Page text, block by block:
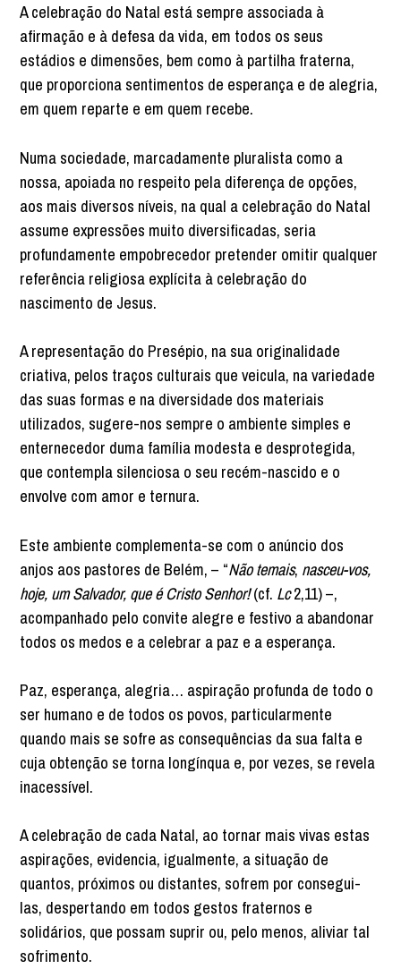
A celebração do Natal está sempre associada à
afirmação e à defesa da vida, em todos os seus
estádios e dimensões, bem como à partilha fraterna,
que proporciona sentimentos de esperança e de alegria,
em quem reparte e em quem recebe.
Numa sociedade, marcadamente pluralista como a
nossa, apoiada no respeito pela diferença de opções,
aos mais diversos níveis, na qual a celebração do Natal
assume expressões muito diversificadas, seria
profundamente empobrecedor pretender omitir qualquer
referência religiosa explícita à celebração do
nascimento de Jesus.
A representação do Presépio, na sua originalidade
criativa, pelos traços culturais que veicula, na variedade
das suas formas e na diversidade dos materiais
utilizados, sugere-nos sempre o ambiente simples e
enternecedor duma família modesta e desprotegida,
que contempla silenciosa o seu recém-nascido e o
envolve com amor e ternura.
Este ambiente complementa-se com o anúncio dos
anjos aos pastores de Belém, – “Não temais, nasceu-vos,
hoje, um Salvador, que é Cristo Senhor!(cf. Lc2,11) –,
acompanhado pelo convite alegre e festivo a abandonar
todos os medos e a celebrar a paz e a esperança.
Paz, esperança, alegria… aspiração profunda de todo o
ser humano e de todos os povos, particularmente
quando mais se sofre as consequências da sua falta e
cuja obtenção se torna longínqua e, por vezes, se revela
inacessível.
A celebração de cada Natal, ao tornar mais vivas estas
aspirações, evidencia, igualmente, a situação de
quantos, próximos ou distantes, sofrem por consegui-
las, despertando em todos gestos fraternos e
solidários, que possam suprir ou, pelo menos, aliviar tal
sofrimento.